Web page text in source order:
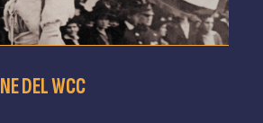
DEL WCC